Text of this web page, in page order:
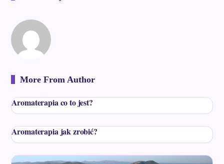
More From Author
Aromaterapia co to jest?
Aromaterapia jak zrobić?